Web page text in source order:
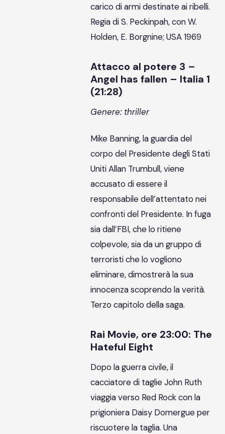
carico di armi destinate ai ribelli.
Regia di S. Peckinpah, con W.
Holden, E. Borgnine; USA 1969
Attacco al potere 3 –
Angel has fallen – Italia 1
(21:28)
Genere: thriller
Mike Banning, la guardia del
corpo del Presidente degli Stati
Uniti Allan Trumbull, viene
accusato di essere il
responsabile dell’attentato nei
confronti del Presidente. In fuga
sia dall’FBI, che lo ritiene
colpevole, sia da un gruppo di
terroristi che lo vogliono
eliminare, dimostrerà la sua
innocenza scoprendo la verità.
Terzo capitolo della saga.
Rai Movie, ore 23:00: The
Hateful Eight
Dopo la guerra civile, il
cacciatore di taglie John Ruth
viaggia verso Red Rock con la
prigioniera Daisy Domergue per
riscuotere la taglia. Una